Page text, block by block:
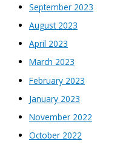
September 2023
August 2023
April 2023
March 2023
February 2023
January 2023
November 2022
October 2022